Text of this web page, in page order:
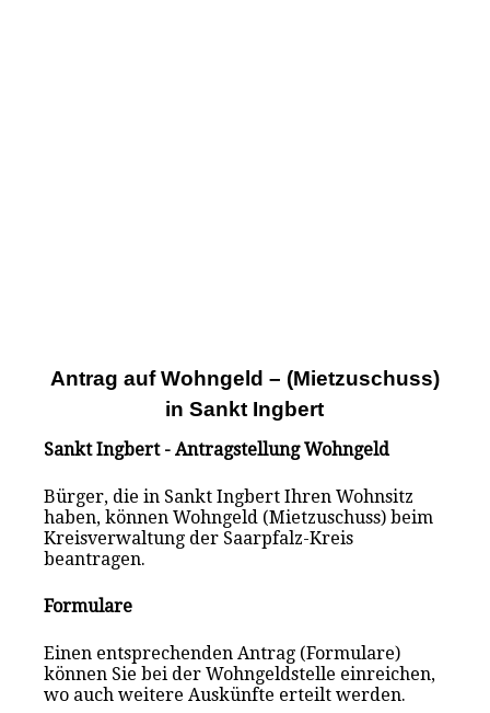
Antrag auf Wohngeld – (Mietzuschuss)
in Sankt Ingbert
Sankt Ingbert - Antragstellung Wohngeld
Bürger, die in Sankt Ingbert Ihren Wohnsitz
haben, können Wohngeld (Mietzuschuss) beim
Kreisverwaltung der Saarpfalz-Kreis
beantragen.
Formulare
Einen entsprechenden Antrag (Formulare)
können Sie bei der Wohngeldstelle einreichen,
wo auch weitere Auskünfte erteilt werden.